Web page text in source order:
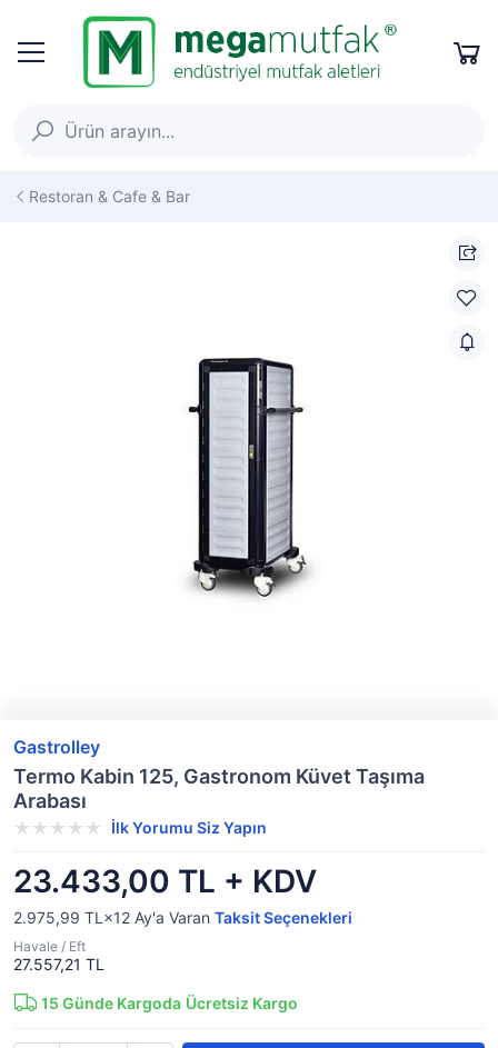
Restoran & Cafe & Bar
Gastrolley
Termo Kabin 125, Gastronom Küvet Taşıma
Arabası
İlk Yorumu Siz Yapın
23.433,00 TL + KDV
2.975,99 TL×12 Ay'a Varan Taksit Seçenekleri
Havale / Eft
27.557,21 TL
15 Günde Kargoda Ücretsiz Kargo